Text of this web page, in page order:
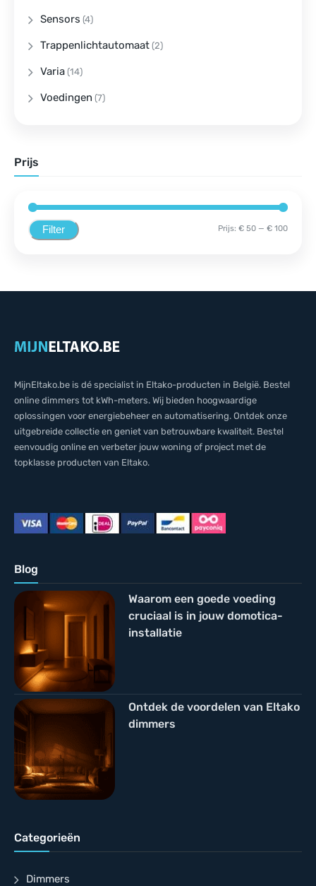
Sensors (4)
Trappenlichtautomaat (2)
Varia (14)
Voedingen (7)
Prijs
Filter Prijs: € 50 — € 100
MijnEltako.be is dé specialist in Eltako-producten in België. Bestel
online dimmers tot kWh-meters. Wij bieden hoogwaardige
oplossingen voor energiebeheer en automatisering. Ontdek onze
uitgebreide collectie en geniet van betrouwbare kwaliteit. Bestel
eenvoudig online en verbeter jouw woning of project met de
topklasse producten van Eltako.
Blog
Waarom een goede voeding
cruciaal is in jouw domotica-
installatie
Ontdek de voordelen van Eltako
dimmers
Categorieën
Dimmers